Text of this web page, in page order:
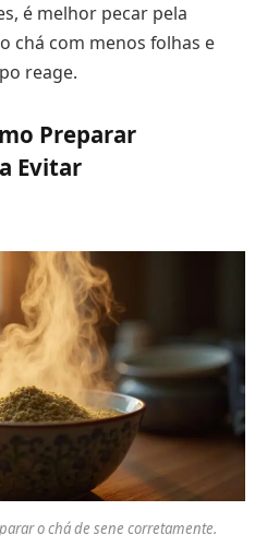
é melhor pecar pela
chá com menos folhas e
reage.
Preparar
Evitar
o chá de sene corretamente.